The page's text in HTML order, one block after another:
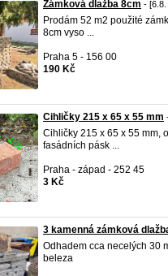
Zámková dlažba 8cm - [6.8.
Prodám 52 m2 použité
8cm vyso ...
Praha 5 - 156 00
190 Kč
Cihličky 215 x 65 x 55 mm
Cihličky 215 x 65 x 55 mm,
fasádních pásk ...
Praha - západ - 252 45
3 Kč
3 kamenná zámková
Odhadem cca necelých 30
beleza